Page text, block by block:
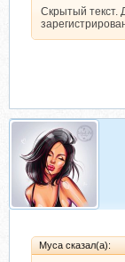
Скрытый текст.
Муса сказал(а):